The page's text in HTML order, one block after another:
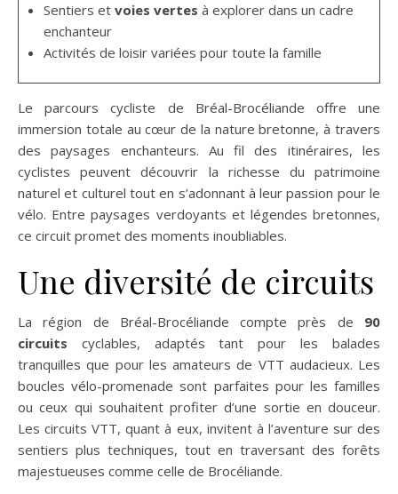
Sentiers et voies vertes à explorer dans un cadre
enchanteur
Activités de loisir variées pour toute la famille
Le parcours cycliste de Bréal-Brocéliande offre une
immersion totale au cœur de la nature bretonne, à travers
des paysages enchanteurs. Au fil des itinéraires, les
cyclistes peuvent découvrir la richesse du patrimoine
naturel et culturel tout en s’adonnant à leur passion pour le
vélo. Entre paysages verdoyants et légendes bretonnes,
ce circuit promet des moments inoubliables.
Une diversité de circuits
La région de Bréal-Brocéliande compte près de 90
circuits cyclables, adaptés tant pour les balades
tranquilles que pour les amateurs de VTT audacieux. Les
boucles vélo-promenade sont parfaites pour les familles
ou ceux qui souhaitent profiter d’une sortie en douceur.
Les circuits VTT, quant à eux, invitent à l’aventure sur des
sentiers plus techniques, tout en traversant des forêts
majestueuses comme celle de Brocéliande.